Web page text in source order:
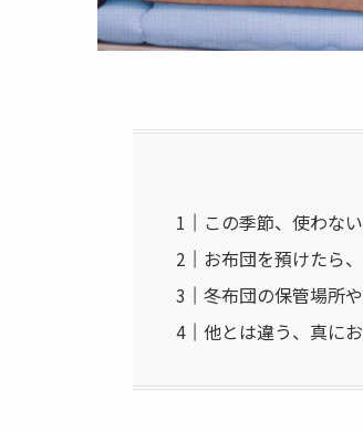
この季節、使わな
お布団を預けたら
冬布団の保管場所
他とは違う、真に